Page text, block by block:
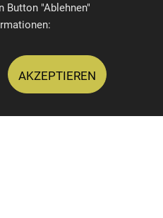
Button "Ablehnen"
Akzeptieren